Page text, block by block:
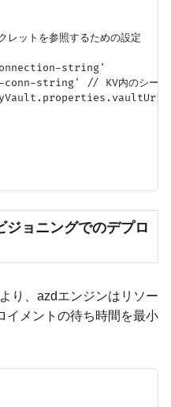
ットを参照するための設定
string'
string' // KV内のシーク
ジョニングでのデプロ
り、azdエンジンはリソー
イメントの待ち時間を最小